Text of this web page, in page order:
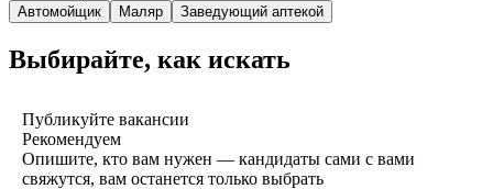
Автомойщик Маляр Заведующий аптекой
Выбирайте, как искать
Публикуйте вакансии
Рекомендуем
Опишите, кто вам нужен — кандидаты сами с вами
свяжутся, вам останется только выбрать